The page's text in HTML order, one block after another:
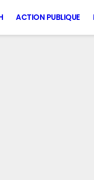
ACTION PUBLIQUE